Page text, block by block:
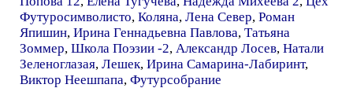
Футуросимволисто, Коляна, Лена Север, Роман
Япишин, Ирина Геннадьевна Павлова, Татьяна
Зоммер, Школа Поэзии -2, Александр Лосев, Натали
Зеленоглазая, Лешек, Ирина Самарина-Лабиринт,
Виктор Неешпапа, Футурсобрание